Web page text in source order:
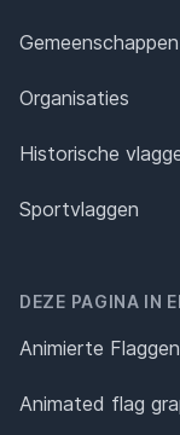
Gemeenschappen
Organisaties
Historische
Sportvlaggen
DEZE PAGINA IN
Animierte
Animated flag